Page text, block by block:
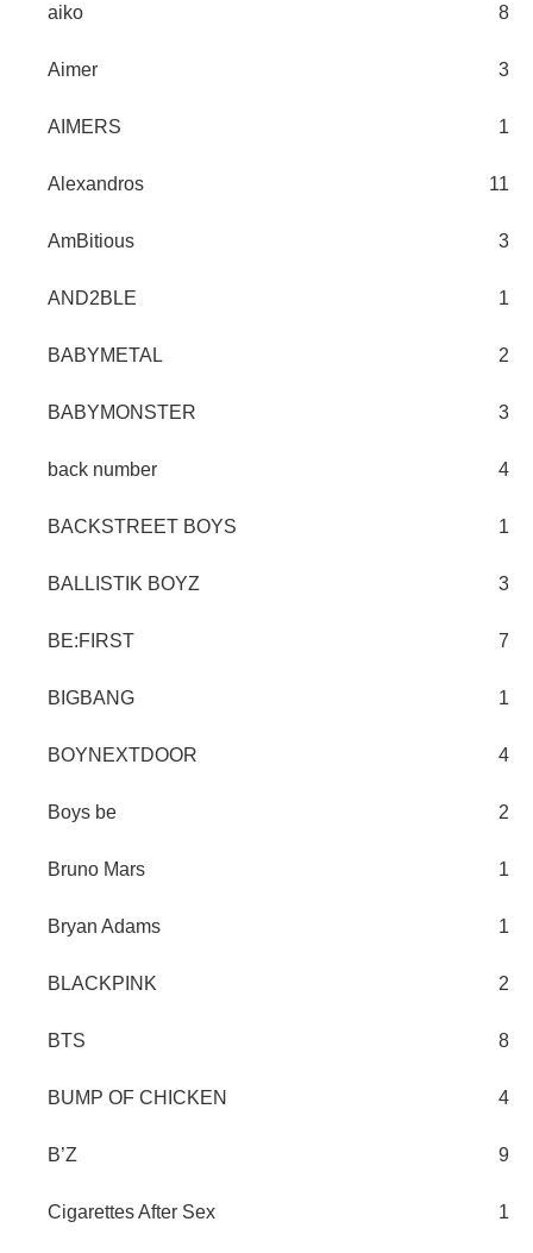
aiko 8
Aimer 3
AIMERS 1
Alexandros 11
AmBitious 3
AND2BLE 1
BABYMETAL 2
BABYMONSTER 3
back number 4
BACKSTREET BOYS 1
BALLISTIK BOYZ 3
BE:FIRST 7
BIGBANG 1
BOYNEXTDOOR 4
Boys be 2
Bruno Mars 1
Bryan Adams 1
BLACKPINK 2
BTS 8
BUMP OF CHICKEN 4
B’Z 9
Cigarettes After Sex 1